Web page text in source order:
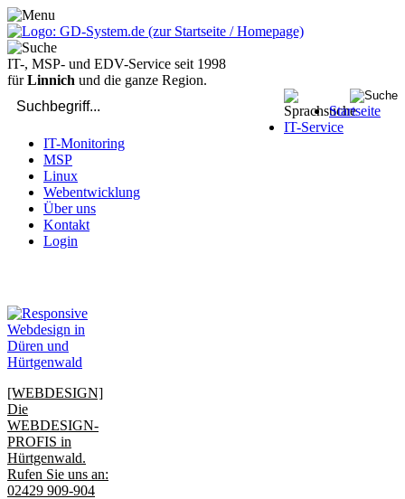
IT-, MSP- und EDV-Service seit 1998
fürLinnich und die ganze Region.
Startseite
IT-Service
IT-Monitoring
MSP
Linux
Webentwicklung
Über uns
Kontakt
Login
[WEBDESIGN]
Die
WEBDESIGN-
PROFIS in
Hürtgenwald.
Rufen Sie uns an:
02429 909-904